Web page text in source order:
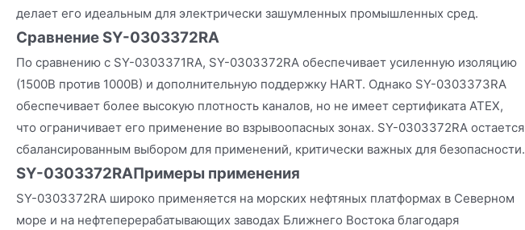
делает его идеальным для электрически зашумленных промышленных сред.
Сравнение SY-0303372RA
По сравнению с SY-0303371RA, SY-0303372RA обеспечивает усиленную изоляцию
(1500В против 1000В) и дополнительную поддержку HART. Однако SY-0303373RA
обеспечивает более высокую плотность каналов, но не имеет сертификата ATEX,
что ограничивает его применение во взрывоопасных зонах. SY-0303372RA остается
сбалансированным выбором для применений, критически важных для безопасности.
SY-0303372RAПримеры применения
SY-0303372RA широко применяется на морских нефтяных платформах в Северном
море и на нефтеперерабатывающих заводах Ближнего Востока благодаря